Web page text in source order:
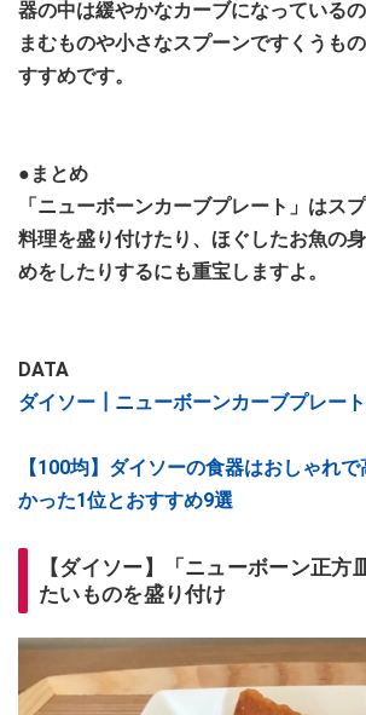
器の中は緩やかなカーブになっている
まむものや小さなスプーンですくうも
すすめです。
●まとめ
「ニューボーンカーブプレート」はス
料理を盛り付けたり、ほぐしたお魚の
めをしたりするにも重宝しますよ。
DATA
ダイソー┃ニューボーンカーブプレー
【100均】ダイソーの食器はおしゃれ
かった1位とおすすめ9選
【ダイソー】「ニューボーン正方
たいものを盛り付け